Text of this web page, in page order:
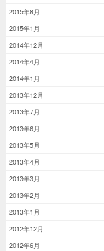
2015年8月
2015年1月
2014年12月
2014年4月
2014年1月
2013年12月
2013年7月
2013年6月
2013年5月
2013年4月
2013年3月
2013年2月
2013年1月
2012年12月
2012年6月